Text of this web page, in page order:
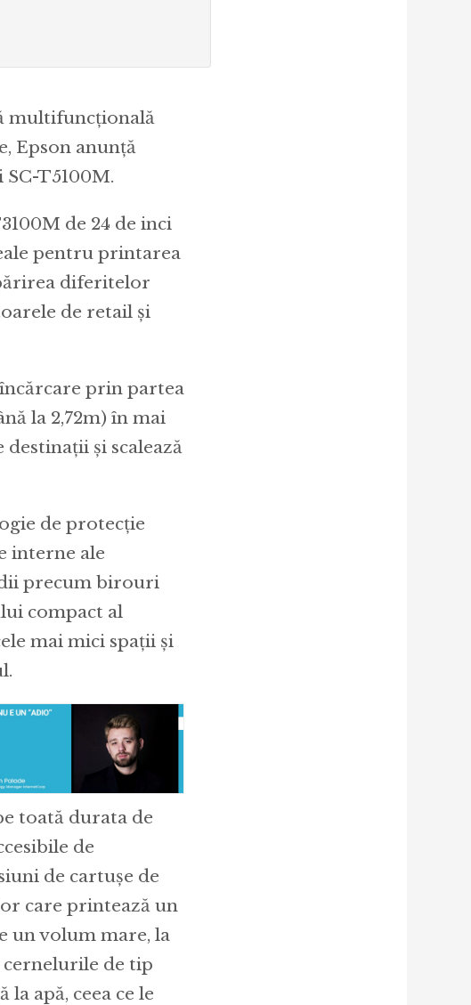
multifuncțională
Epson anunță
T5100M.
de 24 de inci
pentru printarea
diferitelor
de retail și
prin partea
la 2,72m) în mai
și scalează
de protecție
interne ale
precum birouri
compact al
mai mici spații și
toată durata de
de
de cartușe de
care printează un
un volum mare, la
cernelurile de tip
apă, ceea ce le